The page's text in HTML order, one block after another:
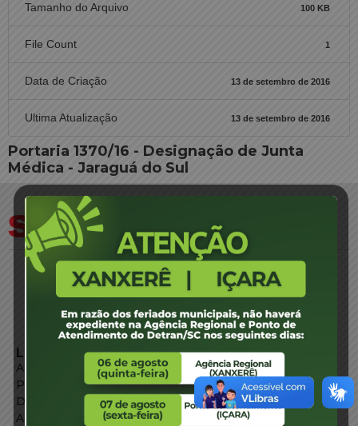
Tamanho do Arquivo 100 KB
File Count 1
Data de Criação 13 de setembro de 2016
Ultima Atualização 13 de setembro de 2016
Portaria 1370/16 - Designação de Junta
Médica - Jaraguá do Sul
LINKS EXTERNOS
Agência de Notícias
Portal de Serviços
Diário Oficial
Acesso à Informação